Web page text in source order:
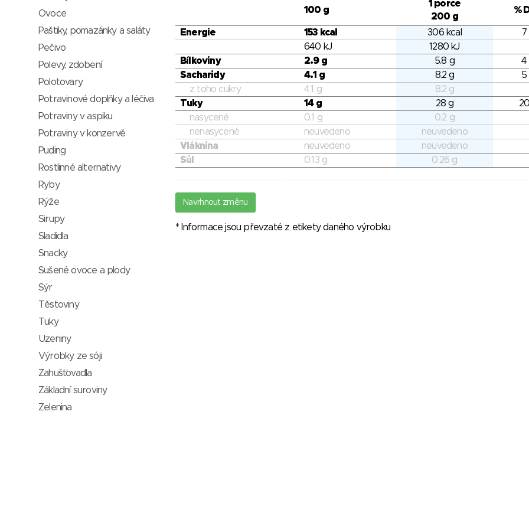
100 g
1 porce
200 g
%
Energie 153 kcal 306 kcal
7
640 kJ
1280 kJ
Bílkoviny
2.9 g 5.8 g
4
Sacharidy
4.1 g 8.2 g
5
z toho cukry
4.1 g
8.2 g
Tuky
14 g 28 g
nasycené
0.1 g
0.2 g
nenasycené
neuvedeno
neuvedeno
Vláknina
neuvedeno
neuvedeno
Sůl
0.13 g 0.26 g
Navrhnout změnu
* Informace jsou převzaté z etikety daného výrobku
Ovoce
Paštiky, pomazánky a saláty
Pečivo
Polevy, zdobení
Polotovary
Potravinové doplňky a léčiva
Potraviny v aspiku
Potraviny v konzervě
Puding
Rostlinné alternativy
Ryby
Rýže
Sirupy
Sladidla
Snacky
Sušené ovoce a plody
Sýr
Těstoviny
Tuky
Uzeniny
Výrobky ze sóji
Zahušťovadla
Základní suroviny
Zelenina